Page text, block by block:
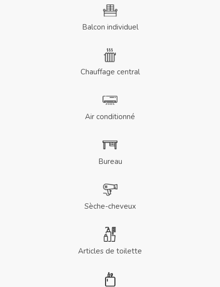
Balcon individuel
Chauffage central
Air conditionné
Bureau
Sèche-cheveux
Articles de toilette